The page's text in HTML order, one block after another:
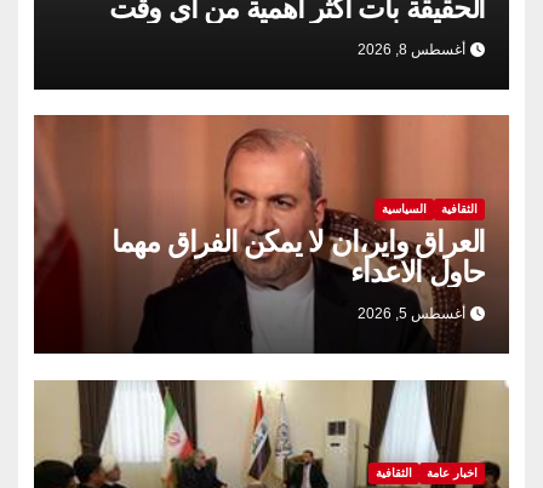
الحقيقة بات أكثر أهمية من أي وقت
مضى
أغسطس 8, 2026
الثقافية السياسية
العراق واير،ان لا يمكن الفراق مهما
حاول الاعداء
أغسطس 5, 2026
اخبار عامة الثقافية